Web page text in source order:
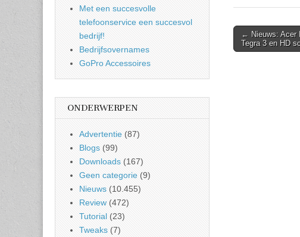
Post
navigation
← Nieuws: Acer
Tegra 3 en HD
Met een succesvolle
telefoonservice een succesvol
bedrijf!
Bedrijfsovernames
GoPro Accessoires
ONDERWERPEN
Advertentie (87)
Blogs (99)
Downloads (167)
Geen categorie (9)
Nieuws (10.455)
Review (472)
Tutorial (23)
Tweaks (7)